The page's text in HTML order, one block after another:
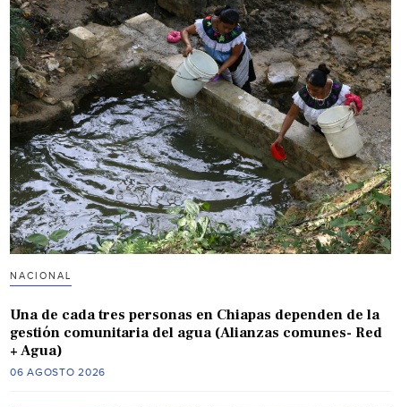
NACIONAL
Una de cada tres personas en Chiapas dependen de la
gestión comunitaria del agua (Alianzas comunes- Red
+ Agua)
06 AGOSTO 2026